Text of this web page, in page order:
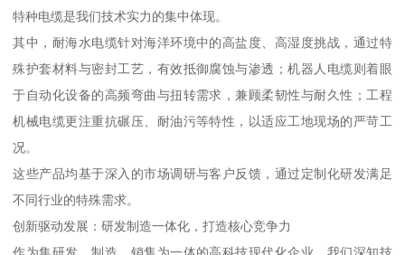
特种电缆是我们技术实力的集中体现。
其中，耐海水电缆针对海洋环境中的高盐度、高湿度挑战，通过特
殊护套材料与密封工艺，有效抵御腐蚀与渗透；机器人电缆则着眼
于自动化设备的高频弯曲与扭转需求，兼顾柔韧性与耐久性；工程
机械电缆更注重抗碾压、耐油污等特性，以适应工地现场的严苛工
况。
这些产品均基于深入的市场调研与客户反馈，通过定制化研发满足
不同行业的特殊需求。
创新驱动发展：研发制造一体化，打造核心竞争力
作为集研发、制造、销售为一体的高科技现代化企业，我们深知技